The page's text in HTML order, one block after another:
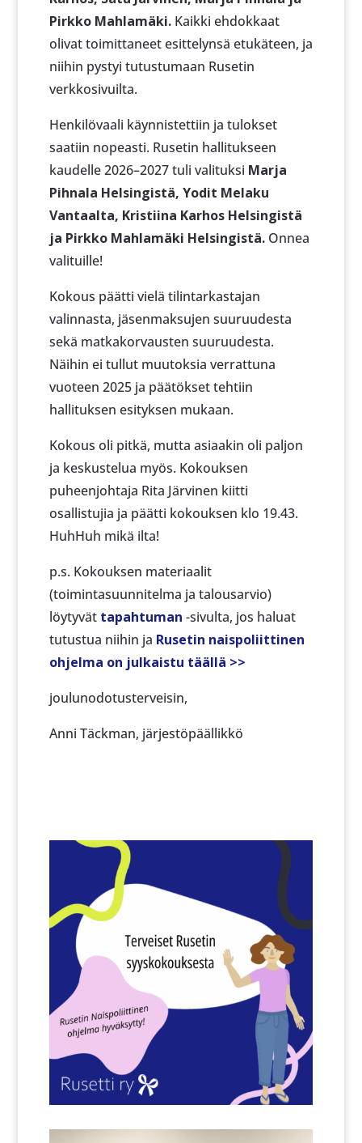
Pirkko Mahlamäki.Kaikki ehdokkaat
olivat toimittaneet esittelynsä etukäteen, ja
niihin pystyi tutustumaan Rusetin
verkkosivuilta.
Henkilövaali käynnistettiin ja tulokset
saatiin nopeasti. Rusetin hallitukseen
kaudelle 2026–2027 tuli valituksi Marja
Pihnala Helsingistä, Yodit Melaku
Vantaalta, Kristiina Karhos Helsingistä
ja Pirkko Mahlamäki Helsingistä.Onnea
valituille!
Kokous päätti vielä tilintarkastajan
valinnasta, jäsenmaksujen suuruudesta
sekä matkakorvausten suuruudesta.
Näihin ei tullut muutoksia verrattuna
vuoteen 2025 ja päätökset tehtiin
hallituksen esityksen mukaan.
Kokous oli pitkä, mutta asiaakin oli paljon
ja keskustelua myös. Kokouksen
puheenjohtaja Rita Järvinen kiitti
osallistujia ja päätti kokouksen klo 19.43.
HuhHuh mikä ilta!
p.s. Kokouksen materiaalit
(toimintasuunnitelma ja talousarvio)
löytyvät tapahtuman -sivulta, jos haluat
tutustua niihin ja Rusetin naispoliittinen
ohjelma on julkaistu täällä >>
joulunodotusterveisin,
Anni Täckman, järjestöpäällikkö